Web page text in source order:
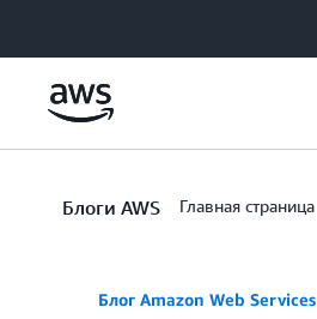
Блоги AWS Главная страница
Блог Amazon Web Services